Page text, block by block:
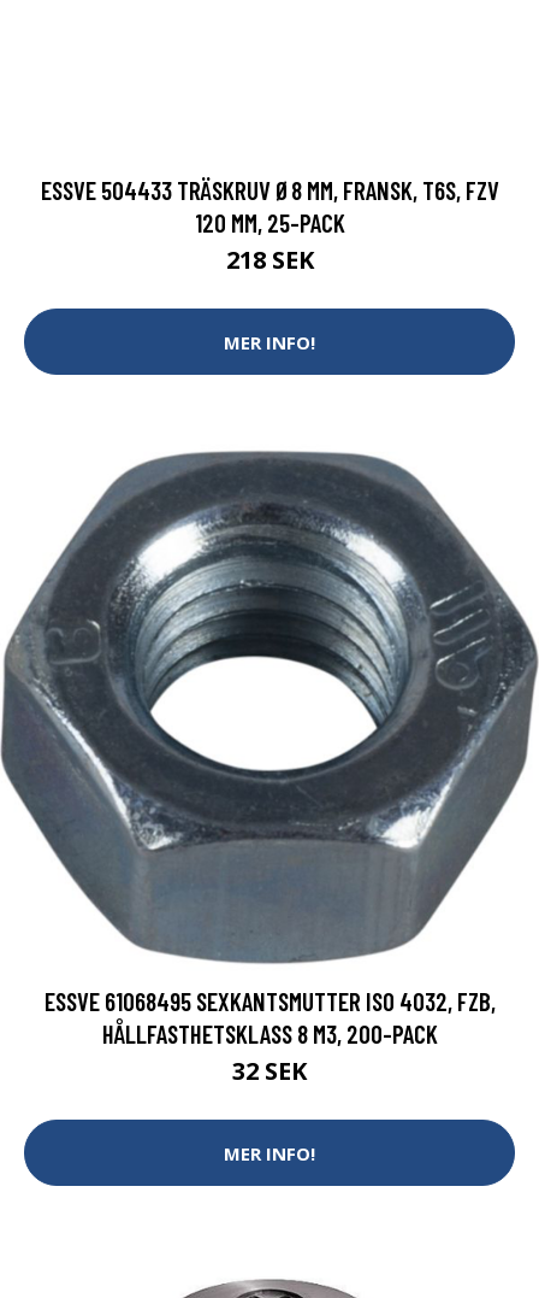
ESSVE 504433 TRÄSKRUV Ø8 MM, FRANSK, T6S, FZV
120 MM, 25-PACK
218 SEK
MER INFO!
ESSVE 61068495 SEXKANTSMUTTER ISO 4032, FZB,
HÅLLFASTHETSKLASS 8 M3, 200-PACK
32 SEK
MER INFO!